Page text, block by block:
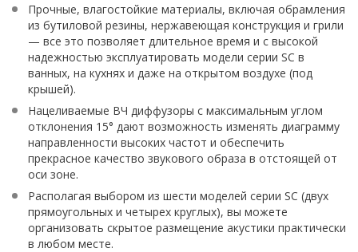
Прочные, влагостойкие материалы, включая обрамления
из бутиловой резины, нержавеющая конструкция и грили
— все это позволяет длительное время и с высокой
надежностью эксплуатировать модели серии SC в
ванных, на кухнях и даже на открытом воздухе (под
крышей).
Нацеливаемые ВЧ диффузоры с максимальным углом
отклонения 15° дают возможность изменять диаграмму
направленности высоких частот и обеспечить
прекрасное качество звукового образа в отстоящей от
оси зоне.
Располагая выбором из шести моделей серии SC (двух
прямоугольных и четырех круглых), вы можете
организовать скрытое размещение акустики практически
в любом месте.